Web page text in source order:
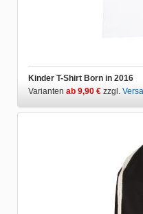
Kinder T-Shirt Born in 2016
Varianten ab 9,90 € zzgl.